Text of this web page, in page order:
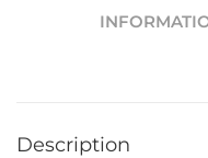
Description